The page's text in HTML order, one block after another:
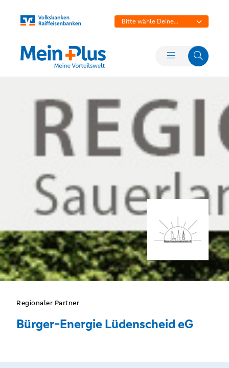
Bitte wähle Deine
Regionaler Partner
Bürger-Energie Lüdenscheid eG